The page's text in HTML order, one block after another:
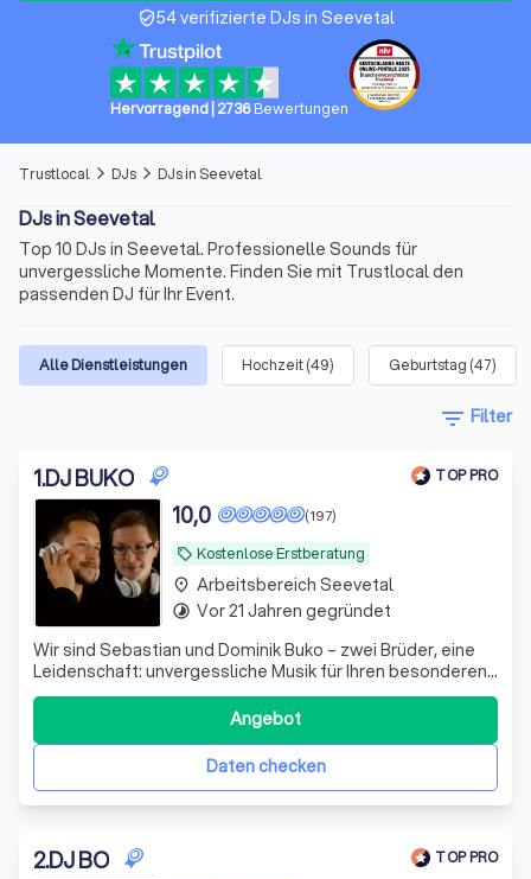
verified_user54 verifizierte DJs in Seevetal
Hervorragend 2736Bewertungen
Trustlocal arrow_forward_ios DJs arrow_forward_ios DJs in Seevetal
DJs in Seevetal
Top 10 DJs in Seevetal. Professionelle Sounds für
unvergessliche Momente. Finden Sie mit Trustlocal den
passenden DJ für Ihr Event.
Alle Dienstleistungen Hochzeit(49) Geburtstag (47)
filter_list Filter
1.DJ BUKO TOP PRO
local_offer Kostenlose Erstberatung
(197)
10,0
Wir sind Sebastian und Dominik Buko – zwei Brüder, eine
Leidenschaft: unvergessliche Musik für Ihren besonderen
Moment! Als eingespieltes Team bringen wir
entscheidende Vorteile mit: ✓ Doppelte Sicherheit –
Backup bei Ausfall garantiert ✓ Doppeltes Equipment –
professionelle Technik ohne Risiko ✓ D
Daten checken
Angebot
place Arbeitsbereich Seevetal
timelapse Vor 21 Jahren gegründet
2.DJ BO TOP PRO